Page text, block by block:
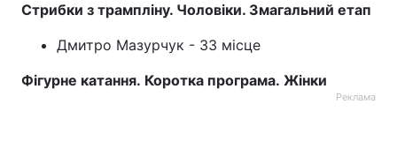
Стрибки з трампліну. Чоловіки. Змагальний етап
Дмитро Мазурчук - 33 місце
Фігурне катання. Коротка програма. Жінки
Реклама